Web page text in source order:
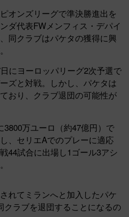
オンズリーグで準決勝進出を
ダ代表FWメンフィス・デパイ
同クラブはパケタの獲得に興
にヨーロッパリーグ2次予選で
ズと対戦。しかし、パケタは
おり、クラブ退団の可能性が
万ユーロ（約47億円）で
、セリエAでのプレーに適応
44試合に出場し1ゴール3アシ
れてミランへと加入したパケ
クラブを退団することになるの